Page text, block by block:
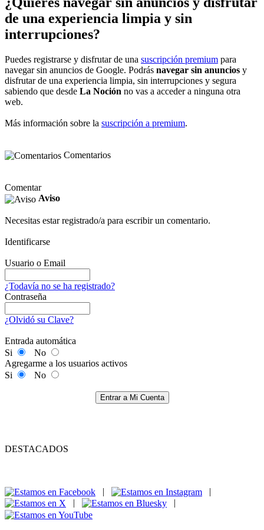
de una experiencia limpia y sin
interrupciones?
Puedes registrarse y disfrutar de una suscripción premium para
navegar sin anuncios de Google. Podrás navegar sin anuncios y
disfrutar de una experiencia limpia, sin interrupciones y segura
sabiendo que desde La Noción no vas a acceder a ninguna otra
web.
Más información sobre la suscripción a premium.
Comentarios
Comentar
Aviso
Necesitas estar registrado/a para escribir un comentario.
Identificarse
Usuario o Email
¿Todavía no se ha registrado?
Contraseña
¿Olvidó su Clave?
Entrada automática
Si
No
Agregarme a los usuarios activos
Si
No
Entrar a Mi Cuenta
DESTACADOS
|
|
|
|